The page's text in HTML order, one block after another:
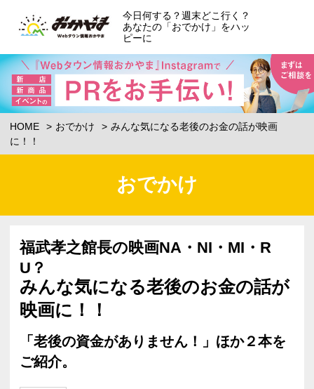
今日何する？週末どこ行く？
あなたの「おでかけ」をハッ
ピーに
HOME おでかけ
みんな気になる老後のお金の話が映画
に！！
おでかけ
福武孝之館長の映画NA・NI・MI・R
U？
みんな気になる老後のお金の話が
映画に！！
「老後の資金がありません！」ほか２本を
ご紹介。